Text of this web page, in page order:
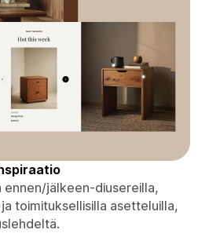
ennen/jälkeen-diusereilla,
toimituksellisilla asetteluilla,